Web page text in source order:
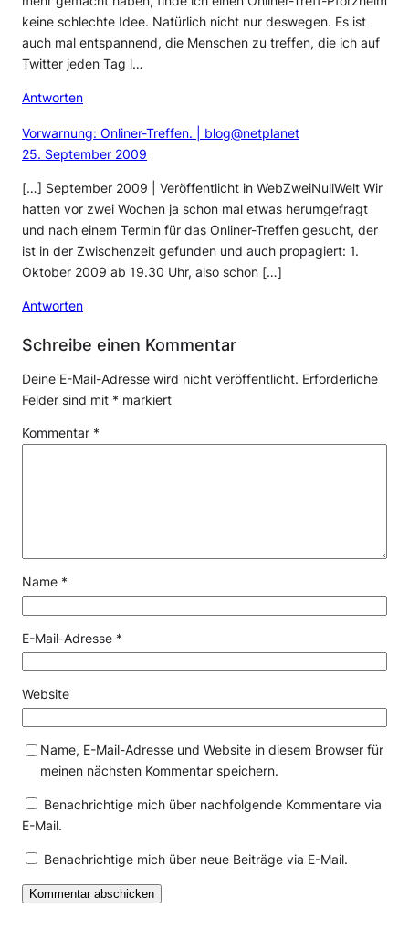
keine schlechte Idee. Natürlich nicht nur deswegen. Es ist
auch mal entspannend, die Menschen zu treffen, die ich auf
Twitter jeden Tag l…
Antworten
Vorwarnung: Onliner-Treffen. | blog@netplanet
25. September 2009
[…] September 2009 | Veröffentlicht in WebZweiNullWelt Wir
hatten vor zwei Wochen ja schon mal etwas herumgefragt
und nach einem Termin für das Onliner-Treffen gesucht, der
ist in der Zwischenzeit gefunden und auch propagiert: 1.
Oktober 2009 ab 19.30 Uhr, also schon […]
Antworten
Schreibe einen Kommentar
Deine E-Mail-Adresse wird nicht veröffentlicht. Erforderliche
Felder sind mit * markiert
Kommentar *
Name *
E-Mail-Adresse *
Website
Name, E-Mail-Adresse und Website in diesem Browser für
meinen nächsten Kommentar speichern.
Benachrichtige mich über nachfolgende Kommentare via
E-Mail.
Benachrichtige mich über neue Beiträge via E-Mail.